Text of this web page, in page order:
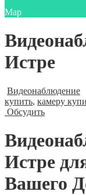
Мар
Истре
Видеонаблюдение
купить, камеру
Обсудить
Истре
Вашего